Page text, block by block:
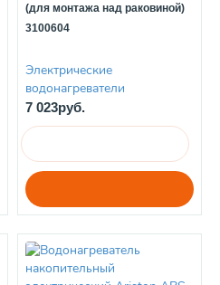
(для монтажа над раковиной)
3100604
Электрические
водонагреватели
7 023руб.